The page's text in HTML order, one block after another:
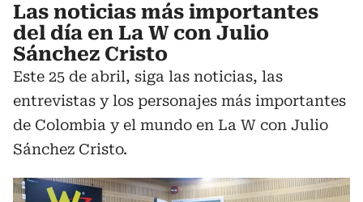
Las noticias más importantes
del día en La W con Julio
Sánchez Cristo
Este 25 de abril, siga las noticias, las
entrevistas y los personajes más importantes
de Colombia y el mundo en La W con Julio
Sánchez Cristo.